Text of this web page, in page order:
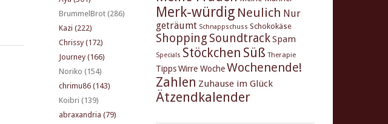
BrummelBrot (286)
Kazi (222)
Chrissy (172)
Journey (166)
Noriko (154)
chrimu86 (143)
Koibri (139)
abraxandria (79)
Merk-würdig Neulich Nur
geträumt Schnappschuss Schokokäse
Shopping SoundtrackSpam
Specials Stöckchen Süß Therapie
TippsWirre WocheWochenende!
Zahlen Zuhause im Glück
Ätzendkalender